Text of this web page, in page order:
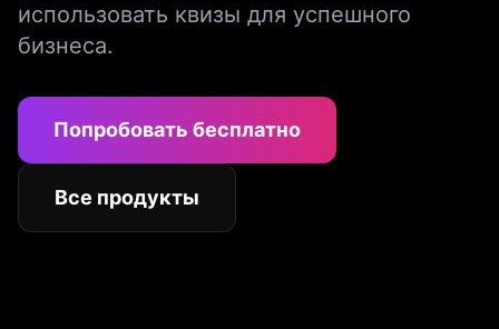
использовать квизы для успешного
бизнеса.
Попробовать бесплатно
Все продукты